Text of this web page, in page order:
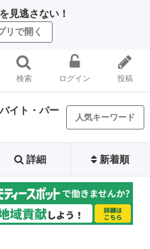
見逃さない！
リで開く
検索 ログイン 投稿
イト・パー
人気キーワード
詳細 新着順